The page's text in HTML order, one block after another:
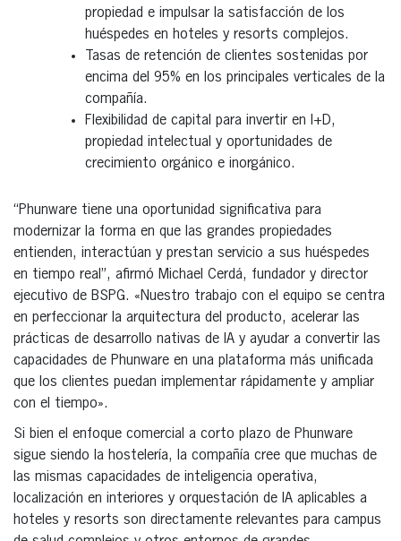
propiedad e impulsar la satisfacción de los
huéspedes en hoteles y resorts complejos.
Tasas de retención de clientes sostenidas por
encima del 95% en los principales verticales de la
compañía.
Flexibilidad de capital para invertir en I+D,
propiedad intelectual y oportunidades de
crecimiento orgánico e inorgánico.
“Phunware tiene una oportunidad significativa para
modernizar la forma en que las grandes propiedades
entienden, interactúan y prestan servicio a sus huéspedes
en tiempo real”, afirmó Michael Cerdá, fundador y director
ejecutivo de BSPG. «Nuestro trabajo con el equipo se centra
en perfeccionar la arquitectura del producto, acelerar las
prácticas de desarrollo nativas de IA y ayudar a convertir las
capacidades de Phunware en una plataforma más unificada
que los clientes puedan implementar rápidamente y ampliar
con el tiempo».
Si bien el enfoque comercial a corto plazo de Phunware
sigue siendo la hostelería, la compañía cree que muchas de
las mismas capacidades de inteligencia operativa,
localización en interiores y orquestación de IA aplicables a
hoteles y resorts son directamente relevantes para campus